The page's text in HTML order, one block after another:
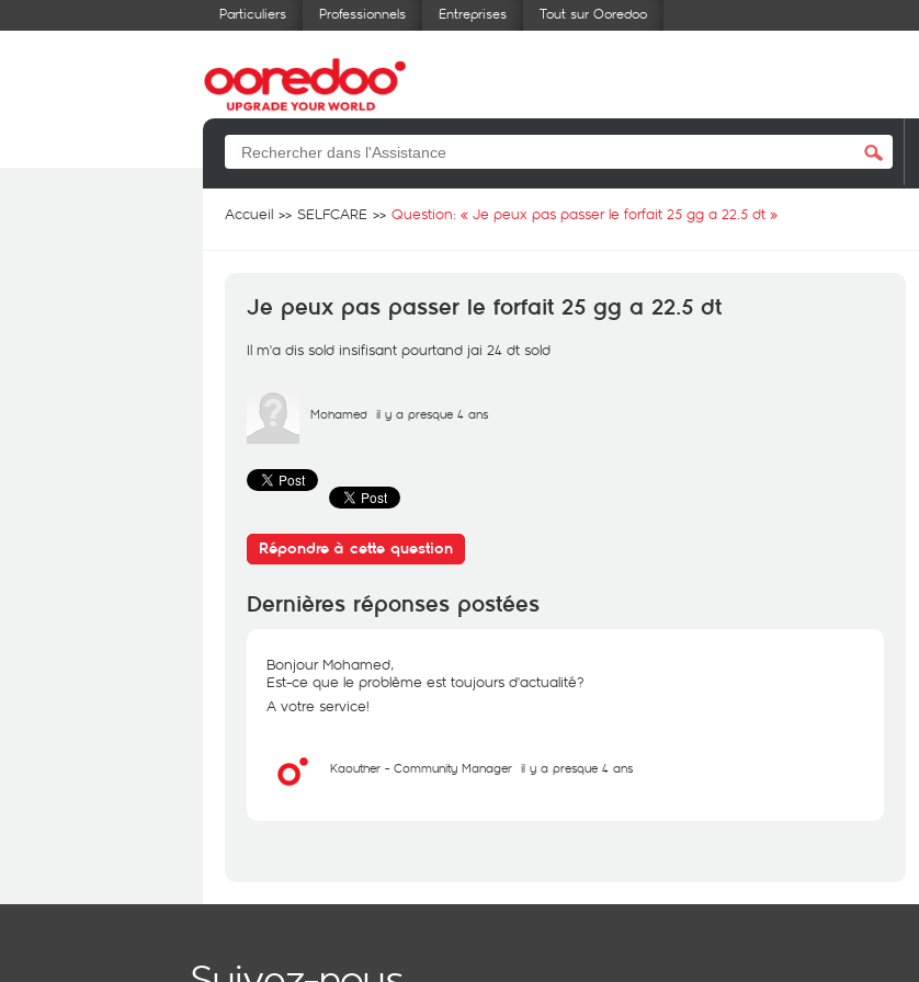
Particuliers Professionnels Entreprises Tout sur Ooredoo
Accueil SELFCARE Question: « Je peux pas passer le forfait 25 gg a 22.5 dt »
Je peux pas passer le forfait 25 gg a 22.5 dt
Il m'a dis sold insifisant pourtand jai 24 dt sold
Mohamed il y a presque 4 ans
Répondre à cette question
Dernières réponses postées
Bonjour Mohamed,
Est-ce que le problème est toujours d'actualité?
A votre service!
Kaouther - Community Manager il y a presque 4 ans